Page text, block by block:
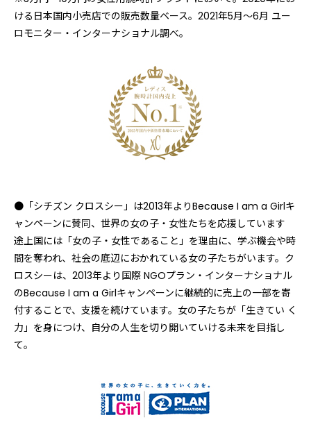
ける日本国内小売店での販売数量ベース。2021年5月〜6月 ユー
ロモニター・インターナショナル調べ。
●「シチズン クロスシー」は2013年よりBecause I am a Girlキ
ャンペーンに賛同、世界の女の子・女性たちを応援しています
途上国には「女の子・女性であること」を理由に、学ぶ機会や時
間を奪われ、社会の底辺におかれている女の子たちがいます。ク
ロスシーは、2013年より国際 NGOプラン・インターナショナル
のBecause I am a Girlキャンペーンに継続的に売上の一部を寄
付することで、支援を続けています。女の子たちが「生きてい く
力」を身につけ、自分の人生を切り開いていける未来を目指し
て。